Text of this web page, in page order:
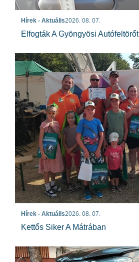
Hírek - Aktuális2026. 08. 07.
Elfogták A Gyöngyösi Autófeltörőt
Hírek - Aktuális2026. 08. 07.
Kettős Siker A Mátrában